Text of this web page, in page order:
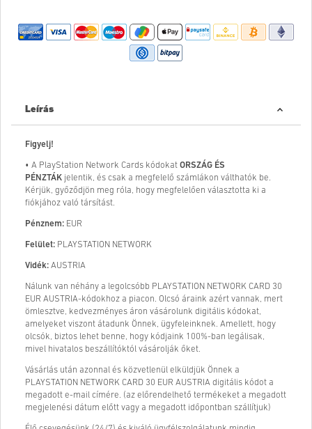
Leírás
Figyelj!
• A PlayStation Network Cards kódokat ORSZÁG ÉS
PÉNZTÁK jelentik, és csak a megfelelő számlákon válthatók be.
Kérjük, győződjön meg róla, hogy megfelelően választotta ki a
fiókjához való társítást.
Pénznem: EUR
Felület: PLAYSTATION NETWORK
Vidék: AUSTRIA
Nálunk van néhány a legolcsóbb PLAYSTATION NETWORK CARD 30
EUR AUSTRIA-kódokhoz a piacon. Olcsó áraink azért vannak, mert
ömlesztve, kedvezményes áron vásárolunk digitális kódokat,
amelyeket viszont átadunk Önnek, ügyfeleinknek. Amellett, hogy
olcsók, biztos lehet benne, hogy kódjaink 100%-ban legálisak,
mivel hivatalos beszállítóktól vásárolják őket.
Vásárlás után azonnal és közvetlenül elküldjük Önnek a
PLAYSTATION NETWORK CARD 30 EUR AUSTRIA digitális kódot a
megadott e-mail címére. (az előrendelhető termékeket a megadott
megjelenési dátum előtt vagy a megadott időpontban szállítjuk)